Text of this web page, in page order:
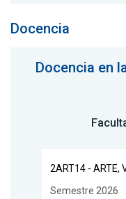
Docencia
Docencia en
2ART14 - ARTE,
Semestre 2026